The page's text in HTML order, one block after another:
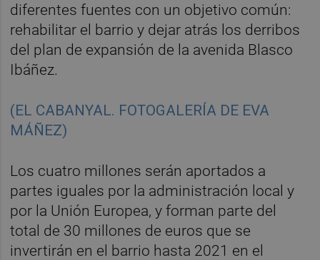
diferentes fuentes con un objetivo común:
rehabilitar el barrio y dejar atrás los derribos
del plan de expansión de la avenida Blasco
Ibáñez.
(EL CABANYAL. FOTOGALERÍA DE EVA
MÁÑEZ)
Los cuatro millones serán aportados a
partes iguales por la administración local y
por la Unión Europea, y forman parte del
total de 30 millones de euros que se
invertirán en el barrio hasta 2021 en el